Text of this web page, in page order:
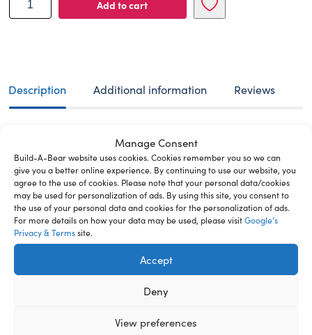
Manage Consent
Build-A-Bear website uses cookies. Cookies remember you so we can
give you a better online experience. By continuing to use our website, you
agree to the use of cookies. Please note that your personal data/cookies
may be used for personalization of ads. By using this site, you consent to
the use of your personal data and cookies for the personalization of ads.
For more details on how your data may be used, please visitGoogle’s
Privacy & Termssite.
Accept
Deny
View preferences
A-
teddy
Add to cart
Description Additional information Reviews
Denna klassiska, oemotståndligt söta björn med lätt
rufsigt päls passar alla stilar du kan tänka dig. Klä
upp den med roliga kläder och accessoarer för att
göra den till din drömbjörn. I priset för din nya lurviga
vän ingår fyllningen, ett mjukt hjärta som vi sätter in i
gosedjuret medan vi gör det klart för dig, samt ett
födelsebevis. Om du beställer din lurviga vän online
och väljer leverans med bud, paketautomat eller
hämtning i butik, får du det färdiga gosedjuret med
ett mjukt hjärta inuti och ett tomt födelsebevis för din
nya lurviga vän som du själv kan fylla i. Om du också
du själv kan klä din lurviga vän när du får den. Du kan